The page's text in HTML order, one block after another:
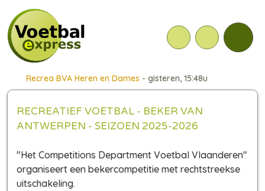
Recrea BVA Heren en Dames - gisteren, 15:48u
RECREATIEF VOETBAL - BEKER VAN
ANTWERPEN - SEIZOEN 2025-2026
"Het Competitions Department Voetbal Vlaanderen"
organiseert een bekercompetitie met rechtstreekse
uitschakeling.